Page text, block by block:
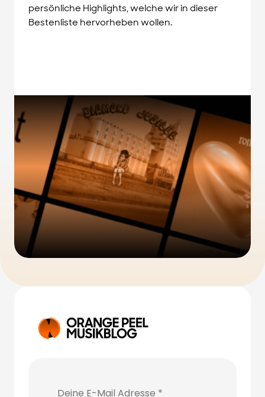
persönliche Highlights, welche wir in dieser
Bestenliste hervorheben wollen.